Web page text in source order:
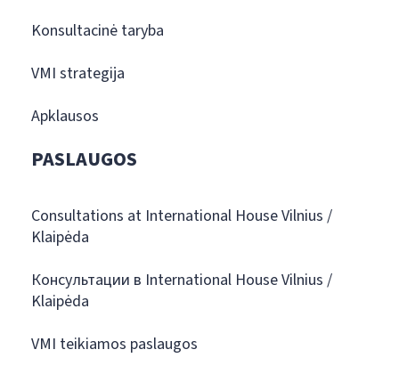
Konsultacinė taryba
VMI strategija
Apklausos
PASLAUGOS
Consultations at International House Vilnius /
Klaipėda
Консультации в International House Vilnius /
Klaipėda
VMI teikiamos paslaugos